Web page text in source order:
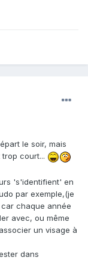
le soir, mais
court...
's'identifient' en
par exemple,(je
chaque année
avec, ou même
un visage à
dans